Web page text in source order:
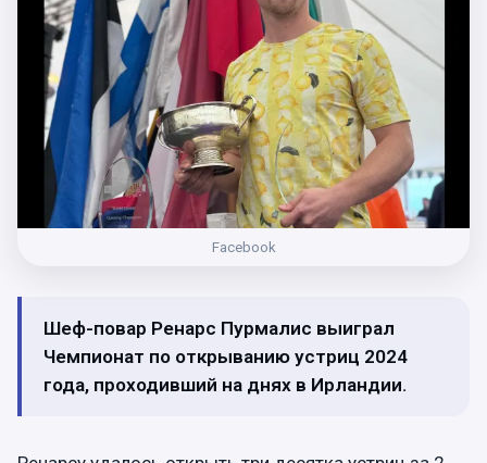
Facebook
Шеф-повар Ренарс Пурмалис выиграл
Чемпионат по открыванию устриц 2024
года, проходивший на днях в Ирландии.